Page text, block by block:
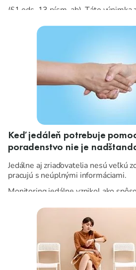
(§1 ods. 13 písm. ab). Táto výnimka
nevzťahuje
Keď jedáleň potrebuje
poradenstvo nie je
nevyhnutnosť
Jedálne aj zriaďovatelia nesú veľkú
pracujú s neúplnými informáciami.
Monitoring jedálne vznikol ako
venovať pozornosť.